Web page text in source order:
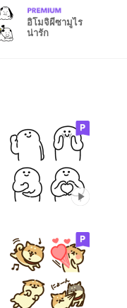
อิโมจิผีซามูไร
น่ารัก